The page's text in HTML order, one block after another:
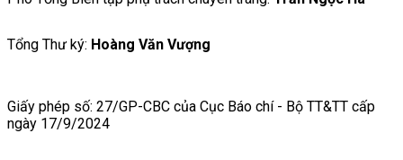
Tổng Thư ký: Hoàng Văn Vượng
Giấy phép số: 27/GP-CBC của Cục Báo chí - Bộ TT&TT cấp
ngày 17/9/2024